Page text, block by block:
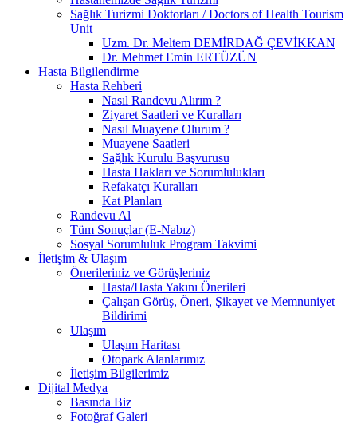
Sağlık Turizmi Doktorları / Doctors of Health Tourism
Unit
Uzm. Dr. Meltem DEMİRDAĞ ÇEVİKKAN
Dr. Mehmet Emin ERTÜZÜN
Hasta Bilgilendirme
Hasta Rehberi
Nasıl Randevu Alırım ?
Ziyaret Saatleri ve Kuralları
Nasıl Muayene Olurum ?
Muayene Saatleri
Sağlık Kurulu Başvurusu
Hasta Hakları ve Sorumlulukları
Refakatçı Kuralları
Kat Planları
Randevu Al
Tüm Sonuçlar (E-Nabız)
Sosyal Sorumluluk Program Takvimi
İletişim & Ulaşım
Önerileriniz ve Görüşleriniz
Hasta/Hasta Yakını Önerileri
Çalışan Görüş, Öneri, Şikayet ve Memnuniyet
Bildirimi
Ulaşım
Ulaşım Haritası
Otopark Alanlarımız
İletişim Bilgilerimiz
Dijital Medya
Basında Biz
Fotoğraf Galeri